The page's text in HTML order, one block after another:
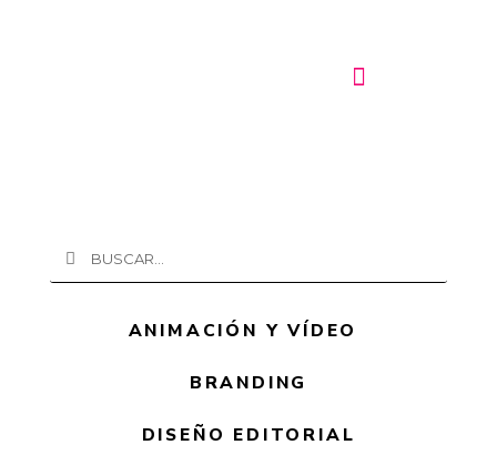
BuscarBuscar
ANIMACIÓN Y VÍDEO
BRANDING
DISEÑO EDITORIAL